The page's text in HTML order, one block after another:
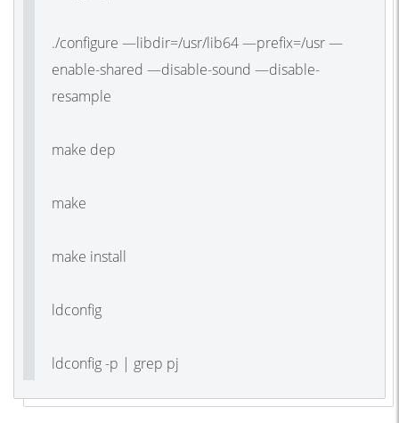
./configure —libdir=/usr/lib64 —prefix=/usr —
enable-shared —disable-sound —disable-
resample
make dep
make
make install
ldconfig
ldconfig -p | grep pj